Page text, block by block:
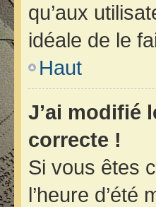
qu’aux
idéale de le
Haut
J’ai modifié
correcte !
Si vous êtes
l’heure d’été